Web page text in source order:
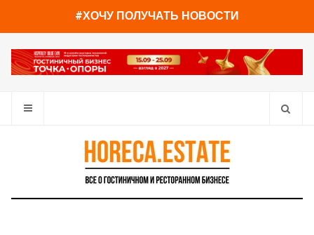
#ХОЧУ ПОЛУЧАТЬ НОВОСТИ